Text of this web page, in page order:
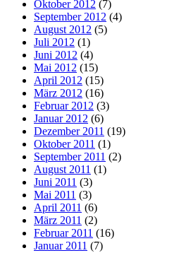
Oktober 2012 (7)
September 2012 (4)
August 2012 (5)
Juli 2012 (1)
Juni 2012 (4)
Mai 2012 (15)
April 2012 (15)
März 2012 (16)
Februar 2012 (3)
Januar 2012 (6)
Dezember 2011 (19)
Oktober 2011 (1)
September 2011 (2)
August 2011 (1)
Juni 2011 (3)
Mai 2011 (3)
April 2011 (6)
März 2011 (2)
Februar 2011 (16)
Januar 2011 (7)